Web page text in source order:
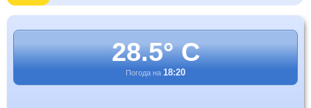
28.5° C
Погода на 18:20